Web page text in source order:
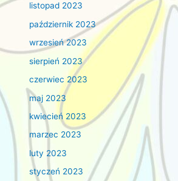
listopad 2023
październik 2023
wrzesień 2023
sierpień 2023
czerwiec 2023
maj 2023
kwiecień 2023
marzec 2023
luty 2023
styczeń 2023